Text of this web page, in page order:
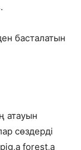
басталатын
атауын
сөздерді
forest,a